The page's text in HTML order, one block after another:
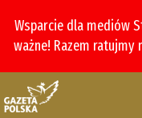
Wsparcie dla mediów
ważne! Razem ratujmy